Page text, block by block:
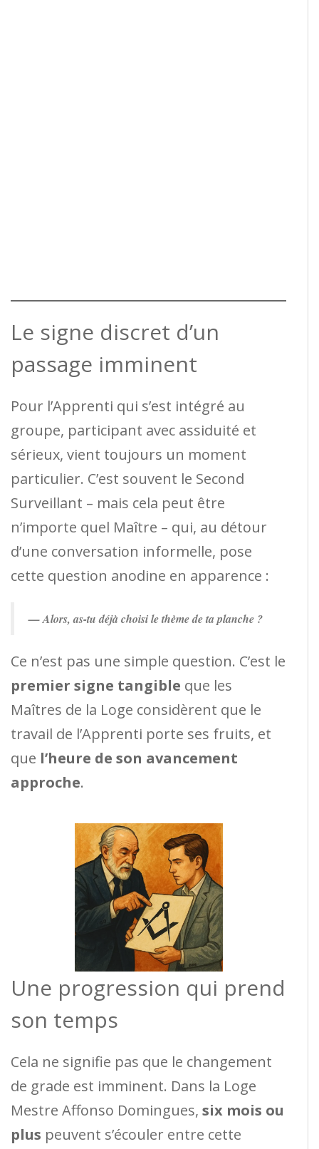
Le signe discret d’un
passage imminent
Pour l’Apprenti qui s’est intégré au
groupe, participant avec assiduité et
sérieux, vient toujours un moment
particulier. C’est souvent le Second
Surveillant – mais cela peut être
n’importe quel Maître – qui, au détour
d’une conversation informelle, pose
cette question anodine en apparence :
— Alors, as-tu déjà choisi le thème de ta planche ?
Ce n’est pas une simple question. C’est le
premier signe tangible que les
Maîtres de la Loge considèrent que le
travail de l’Apprenti porte ses fruits, et
que l’heure de son avancement
approche.
Une progression qui prend
son temps
Cela ne signifie pas que le changement
de grade est imminent. Dans la Loge
Mestre Affonso Domingues, six mois ou
plus peuvent s’écouler entre cette